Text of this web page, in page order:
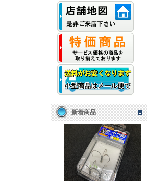
新着商品